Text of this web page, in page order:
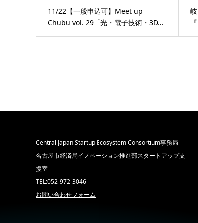
11/22【一般申込可】Meet up
Chubu vol. 29「光・電子技術・3D…
Central Japan Startup Ecosystem Consortium事務局
名古屋市経済局イノベーション推進部スタートアップ支
援室
TEL:052-972-3046
お問い合わせフォーム